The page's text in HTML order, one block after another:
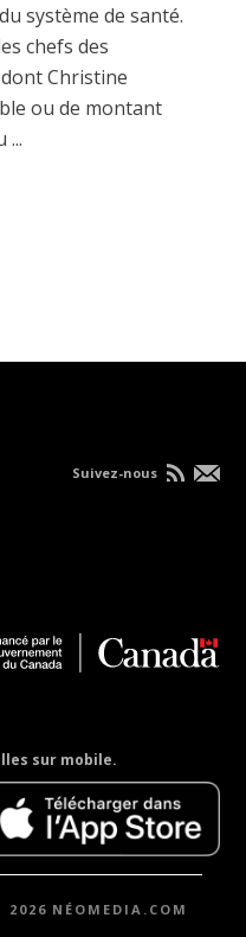
système de santé.
chefs des
Christine
ou de montant
...
sur mobile.
Suivez-nous
2026 NÉOMEDIA.COM